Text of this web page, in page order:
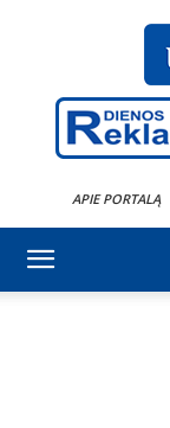
APIE PORTALĄ